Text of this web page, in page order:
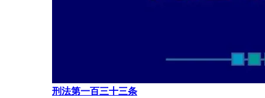
刑法第一百三十三条